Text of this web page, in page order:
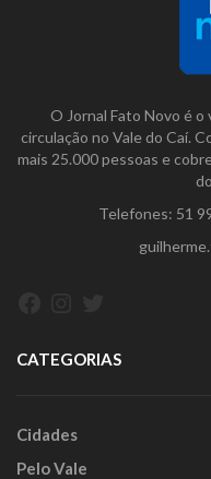
O Jornal Fato Novo é
circulação no Vale do Caí.
mais 25.000 pessoas e
Telefones: 51
CATEGORIAS
Cidades
Pelo Vale